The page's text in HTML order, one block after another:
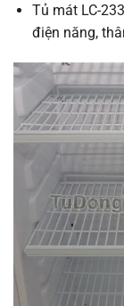
Tủ mát LC-
điện năng,